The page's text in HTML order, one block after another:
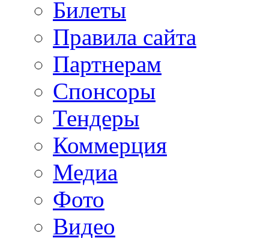
Билеты
Правила сайта
Партнерам
Спонсоры
Тендеры
Коммерция
Медиа
Фото
Видео